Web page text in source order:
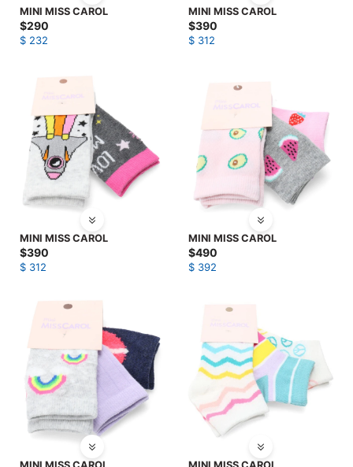
MINI MISS CAROL
$290
$ 232
MINI MISS CAROL
$390
$ 312
MINI MISS CAROL
$390
$ 312
MINI MISS CAROL
$490
$ 392